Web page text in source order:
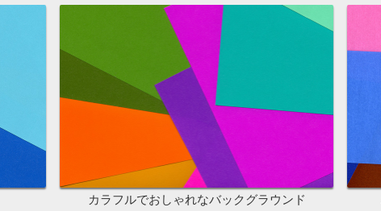
カラフルでおしゃれなバックグラウンド